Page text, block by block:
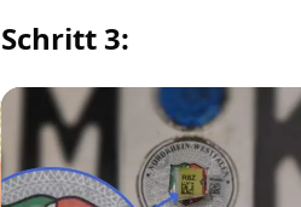
Schritt 3: